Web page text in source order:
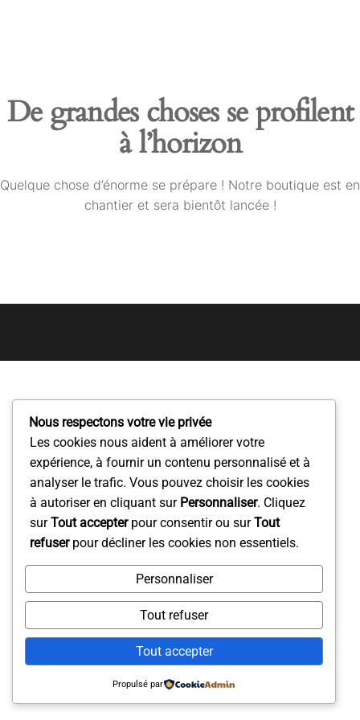
De grandes choses se profilent
à l’horizon
Quelque chose d’énorme se prépare ! Notre boutique est en
chantier et sera bientôt lancée !
Nous respectons votre vie privée
Les cookies nous aident à améliorer votre
expérience, à fournir un contenu personnalisé et à
analyser le trafic. Vous pouvez choisir les cookies
à autoriser en cliquant sur Personnaliser. Cliquez
surTout accepterpour consentir ou surTout
refuserpour décliner les cookies non essentiels.
Personnaliser
Tout refuser
Tout accepter
Propulsé par